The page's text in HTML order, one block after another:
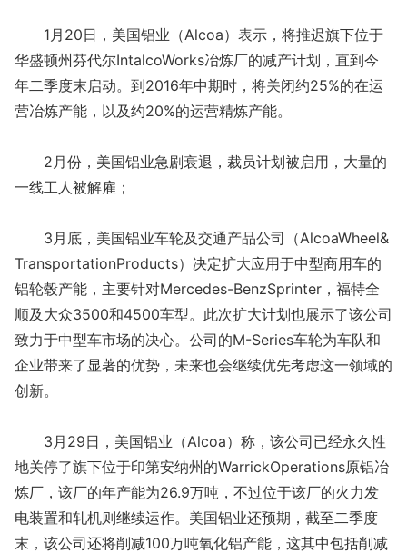
1月20日，美国铝业（Alcoa）表示，将推迟旗下位于
华盛顿州芬代尔IntalcoWorks冶炼厂的减产计划，直到今
年二季度末启动。到2016年中期时，将关闭约25%的在运
营冶炼产能，以及约20%的运营精炼产能。
2月份，美国铝业急剧衰退，裁员计划被启用，大量的
一线工人被解雇；
3月底，美国铝业车轮及交通产品公司（AlcoaWheel&
TransportationProducts）决定扩大应用于中型商用车的
铝轮毂产能，主要针对Mercedes-BenzSprinter，福特全
顺及大众3500和4500车型。此次扩大计划也展示了该公司
致力于中型车市场的决心。公司的M-Series车轮为车队和
企业带来了显著的优势，未来也会继续优先考虑这一领域的
创新。
3月29日，美国铝业（Alcoa）称，该公司已经永久性
地关停了旗下位于印第安纳州的WarrickOperations原铝冶
炼厂，该厂的年产能为26.9万吨，不过位于该厂的火力发
电装置和轧机则继续运作。美国铝业还预期，截至二季度
末，该公司还将削减100万吨氧化铝产能，这其中包括削减